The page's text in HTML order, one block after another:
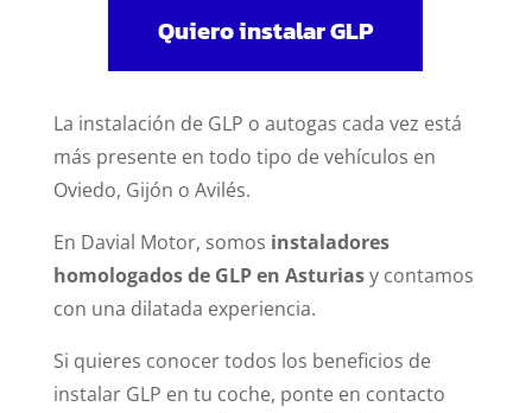
Quiero instalar GLP
La instalación de GLP o autogas cada vez está
más presente en todo tipo de vehículos en
Oviedo, Gijón o Avilés.
En Davial Motor, somos instaladores
homologados de GLP en Asturiasy contamos
con una dilatada experiencia.
Si quieres conocer todos los beneficios de
instalar GLP en tu coche, ponte en contacto